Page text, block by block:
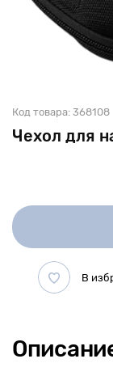
Чехол для
Код товара: 368108